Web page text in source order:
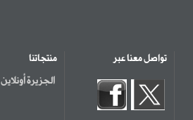
تواصل معنا عبر منتجاتنا
الجزيرة أونلاين